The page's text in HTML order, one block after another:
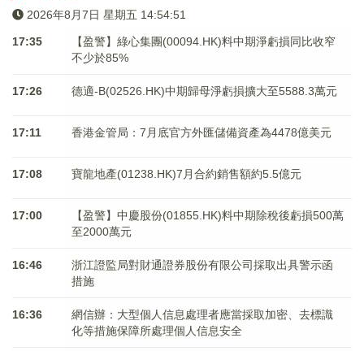
2026年8月7日 星期五 14:54:51
17:35
【盈警】綠心集團(00094.HK)料中期淨虧損同比收窄
不少於85%
17:26 德適-B(02526.HK)中期歸母淨虧損擴大至5588.3萬元
17:11 香港金管局：7月底官方外匯儲備資產為4478億美元
17:08 寶龍地產(01238.HK)7月合約銷售額約5.5億元
17:00
【盈警】中慶股份(01855.HK)料中期除稅後虧損500萬
至2000萬元
16:46
浙江證監局對財通證券股份有限公司採取出具警示函
措施
16:36
網信辦：大型個人信息處理者應當採取加密、去標識
化等措施保障所處理個人信息安全